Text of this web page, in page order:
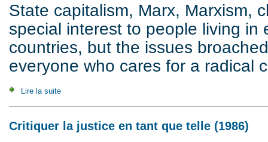
State capitalism, Marx, Marxism,
special interest to people living in
countries, but the issues
everyone who cares for a radical
Lire la suite
Critiquer la justice en tant que telle (1986)